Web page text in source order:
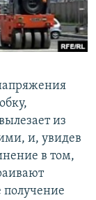
из
и, увидев
в том,
получение